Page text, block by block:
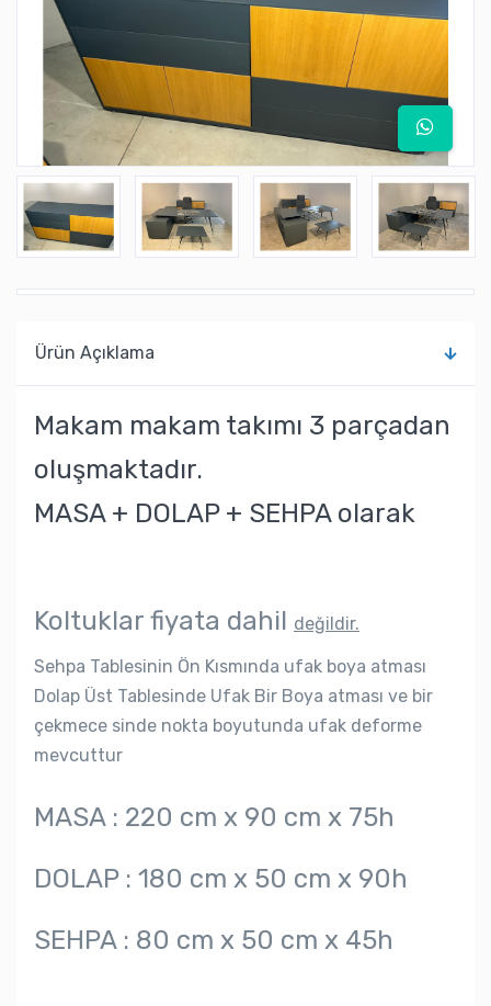
Ürün Açıklama
Makam makam takımı 3 parçadan
oluşmaktadır.
MASA + DOLAP + SEHPA olarak
Koltuklar fiyata dahil değildir.
Sehpa Tablesinin Ön Kısmında ufak boya atması
Dolap Üst Tablesinde Ufak Bir Boya atması ve bir
çekmece sinde nokta boyutunda ufak deforme
mevcuttur
MASA : 220 cm x 90 cm x 75h
DOLAP : 180 cm x 50 cm x 90h
SEHPA : 80 cm x 50 cm x 45h